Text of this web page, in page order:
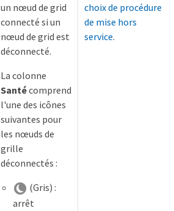
un nœud de grid
connecté si un
nœud de grid est
déconnecté.
La colonne
Santécomprend
l'une des icônes
suivantes pour
les nœuds de
grille
déconnectés :
(Gris) :
arrêt
choix de procédure
de mise hors
service.